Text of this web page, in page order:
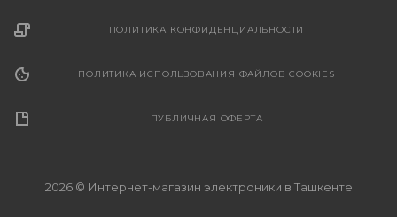
ПОЛИТИКА КОНФИДЕНЦИАЛЬНОСТИ
ПОЛИТИКА ИСПОЛЬЗОВАНИЯ ФАЙЛОВ COOKIES
ПУБЛИЧНАЯ ОФЕРТА
2026 © Интернет-магазин электроники в Ташкенте